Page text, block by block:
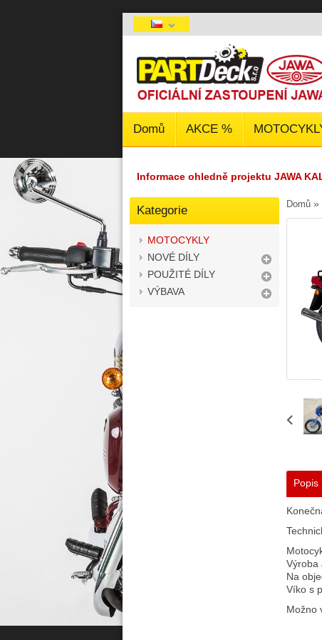
Domů AKCE %
Informace ohledně projektu JAWA
Kategorie
MOTOCYKLY
NOVÉ DÍLY
POUŽITÉ DÍLY
VÝBAVA
Domů »
Popis
Výroba
Na
Víko s
Možno